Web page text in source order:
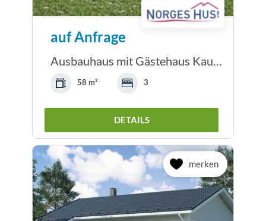
auf Anfrage
58 m² 3
DETAILS
merken